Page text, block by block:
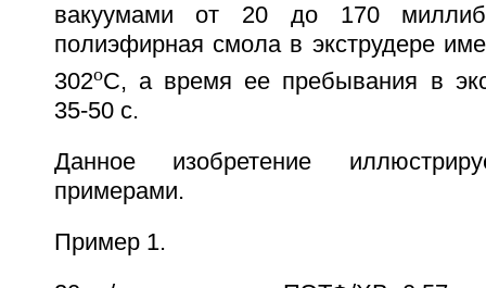
вакуумами от 20 до 170
полиэфирная смола в экструдере
302oС, а время ее пребывания в
35-50 с.
Данное изобретение
примерами.
Пример 1.